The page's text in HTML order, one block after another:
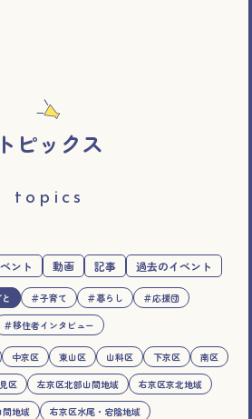
トピックス
topics
ント 動画 記事 過去のイベント
＃子育て ＃暮らし
＃応援団
＃移住者インタビュー
中京区 東山区 山科区 下京区
南区
区 左京区北部山間地域
右京区京北地域
間地域
右京区水尾・宕陰地域